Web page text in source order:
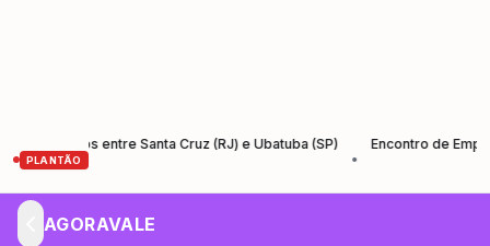
PLANTÃO
Santos entre Santa Cruz (RJ) e Ubatuba (SP)
Encontro de
AGORAVALE